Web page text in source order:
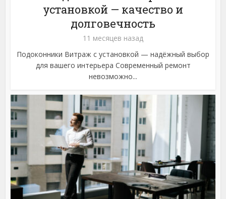
установкой — качество и
долговечность
11 месяцев назад
Подоконники Витраж с установкой — надёжный выбор
для вашего интерьера Современный ремонт
невозможно...